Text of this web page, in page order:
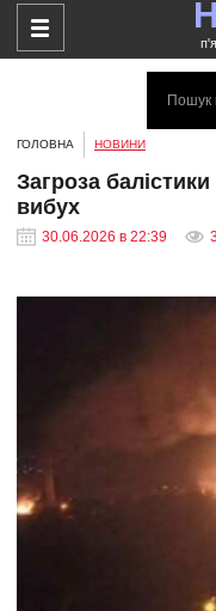
ГОЛОВНА НОВИНИ
Загроза
вибух
30.06.2026 в 22:39